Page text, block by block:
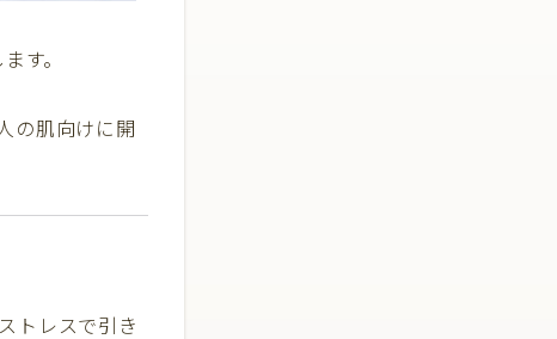
す。
の肌向けに開
トレスで引き